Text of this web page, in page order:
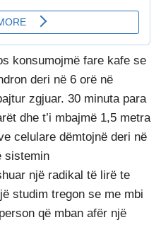
konsumojmë fare kafe se
deri në 6 orë në
zgjuar. 30 minuta para
dhe t’i mbajmë 1,5 metra
celulare dëmtojnë deri në
sistemin
një radikal të lirë te
studim tregon se me mbi
që mban afër një